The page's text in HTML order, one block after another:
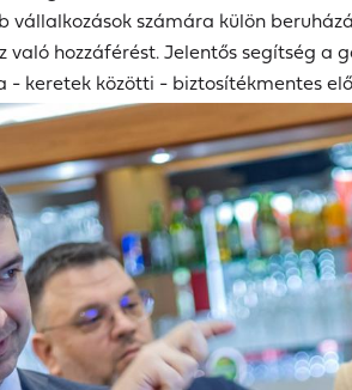
számára külön
való hozzáférést. Jelentős segítség
keretek közötti - biztosítékmentes